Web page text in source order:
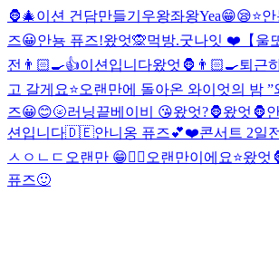
🦍🎄이션 건담만들기 우왕좌왕Yea😁😪⭐️
즈😀안뇽 퓨즈!왔엇🙊먹방.굿나잇 ❤️ 【울
전👨🏻‍🍳👍이션입니다왔엇🦍 👨🏻‍🍳퇴근
고 갈게요⭐️오랜만에 돌아온 와이엇의 밤 ”
즈😀😊🌝러닝끝베이비 😘왔엇?🦍왔엇🦍
션입니다🇩🇪안니옹 퓨즈💕❤️콘서트 2일
ㅅㅇㄴㄷ 오랜만 😁✌🏻 오랜만이에요⭐️왔엇
퓨즈🙂